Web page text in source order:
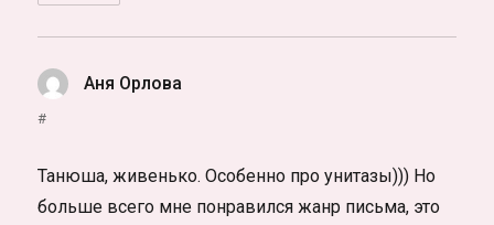
Аня Орлова
#
Танюша, живенько. Особенно про унитазы))) Но
больше всего мне понравился жанр письма, это